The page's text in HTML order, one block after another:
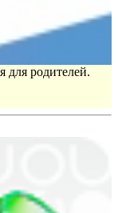
для родителей.